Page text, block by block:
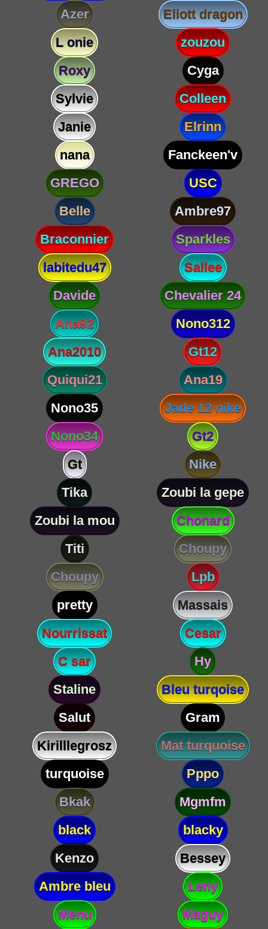
Azer
Eliott dragon
L onie
zouzou
Roxy
Cyga
Sylvie
Colleen
Janie
Elrinn
nana
Fanckeen'v
GREGO
USC
Belle
Ambre97
Braconnier
Sparkles
labitedu47
Sallee
Davide
Chevalier 24
Ana92
Nono312
Ana2010
Gt12
Quiqui21
Ana19
Nono35
Jade 12 nike
Nono34
Gt2
Gt
Nike
Tika
Zoubi la gepe
Zoubi la mou
Chonard
Titi
Choupy
Choupy
Lpb
pretty
Massais
Nourrissat
Cesar
C sar
Hy
Staline
Bleu turqoise
Salut
Gram
Kirilllegrosz
Mat turquoise
turquoise
Pppo
Bkak
Mgmfm
black
blacky
Kenzo
Bessey
Ambre bleu
Leny
Menu
Maguy